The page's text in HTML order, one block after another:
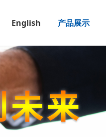
English 产品展示